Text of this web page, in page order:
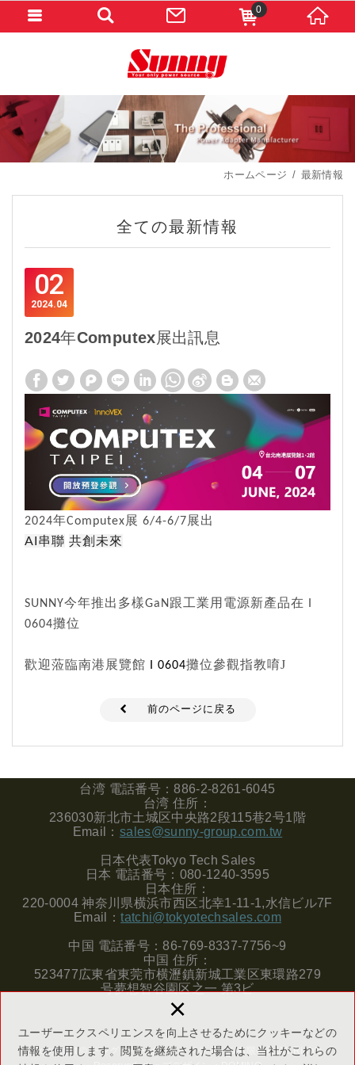
ユーザーエクスペリエンスを向上させるためにクッキーなどの
情報を使用します。閲覧を継続された場合は、当社がこれらの
×
ホームページ 最新情報
全ての最新情報
02
04
2024
2024年Computex展出訊息
2024年Computex展 6/4-6/7展出
AI 串聯 共創未來
SUNNY今年推出多樣GaN跟工業用電源新產品在 I
0604攤位
歡迎蒞臨南港展覽館 I 0604攤位參觀指教唷J
前のページに戻る
台湾 電話番号：886-2-8261-6045
台湾 住所：
236030新北市土城区中央路2段115巷2号1 階
Email
： sales@sunny-group.com.tw
日本代表Tokyo Tech Sales
日本 電話番号： 080-1240-3595
日本住所：
220-0004神奈川県横浜市西区北幸1-11-1,水信ビル7F
Email
：tatchi@tokyotechsales.com
中国 電話番号：86-769-8337-7756~9
中国 住所：
523477広東省東莞市横瀝鎮新城工業区東環路279
号夢想智谷園区之一 第3ビ
Copyright © チングワイ・インターナショナル有限会社 All Rights
0